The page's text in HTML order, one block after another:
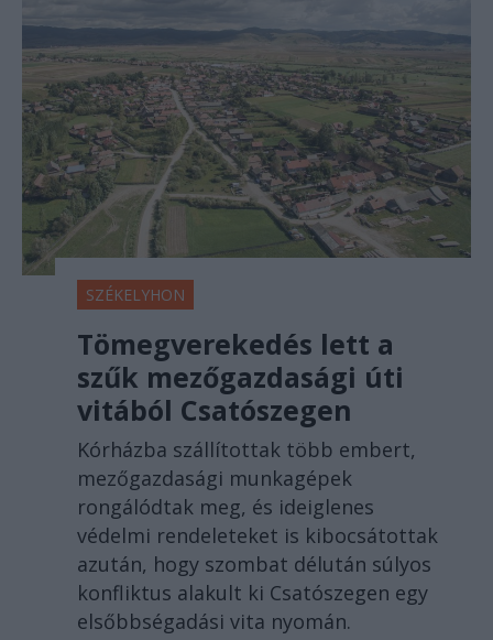
SZÉKELYHON
Tömegverekedés lett a
szűk mezőgazdasági úti
vitából Csatószegen
Kórházba szállítottak több embert,
mezőgazdasági munkagépek
rongálódtak meg, és ideiglenes
védelmi rendeleteket is kibocsátottak
azután, hogy szombat délután súlyos
konfliktus alakult ki Csatószegen egy
elsőbbségadási vita nyomán.